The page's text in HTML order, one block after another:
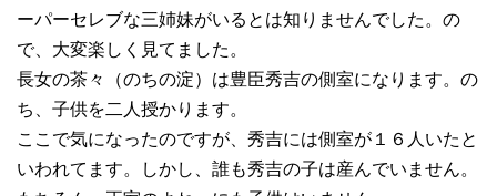
ーパーセレブな三姉妹がいるとは知りませんでした。の
で、大変楽しく見てました。
長女の茶々（のちの淀）は豊臣秀吉の側室になります。の
ち、子供を二人授かります。
ここで気になったのですが、秀吉には側室が１６人いたと
いわれてます。しかし、誰も秀吉の子は産んでいません。